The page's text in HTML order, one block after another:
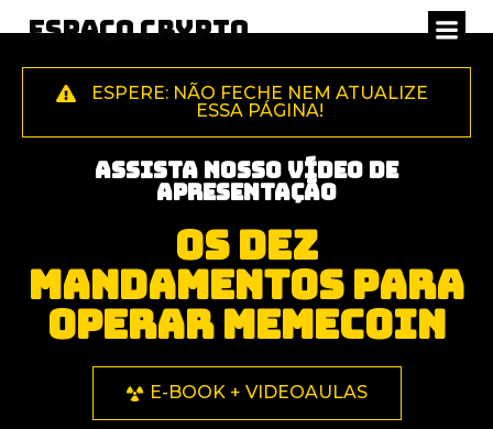
Espaço Crypto
ESPERE: NÃO FECHE NEM ATUALIZE
ESSA PÁGINA!
ASSISTA NOSSO VÍDEO DE
APRESENTAÇÃO
OS DEZ
MANDAMENTOS PARA
OPERAR MEMECOIN
E-BOOK + VIDEOAULAS